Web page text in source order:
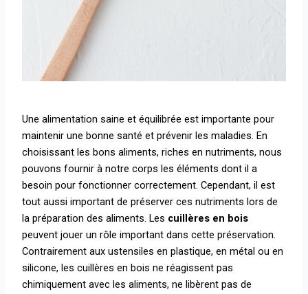
Une alimentation saine et équilibrée est importante pour
maintenir une bonne santé et prévenir les maladies. En
choisissant les bons aliments, riches en nutriments, nous
pouvons fournir à notre corps les éléments dont il a
besoin pour fonctionner correctement. Cependant, il est
tout aussi important de préserver ces nutriments lors de
la préparation des aliments. Les cuillères en bois
peuvent jouer un rôle important dans cette préservation.
Contrairement aux ustensiles en plastique, en métal ou en
silicone, les cuillères en bois ne réagissent pas
chimiquement avec les aliments, ne libèrent pas de